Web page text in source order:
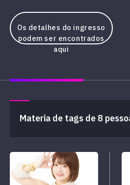
Os detalhes do ingresso
podem ser encontrados
aqui
Materia de tags de 8